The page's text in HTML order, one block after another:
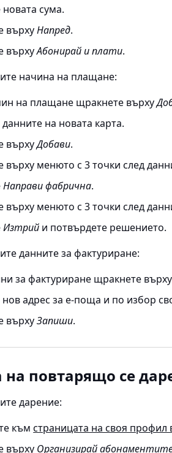
сума.
върхуНапред.
върхуАбонирай и плати.
начина на плащане:
на плащане щракнете върху
на новата карта.
върхуДобави.
менюто с 3 точки след
Направи фабрична.
менюто с 3 точки след
Изтрий и потвърдете решението.
данните за фактуриране:
за фактуриране щракнете върху
нов адрес за е-поща и по избор
върхуЗапиши.
повтарящо се
дарение:
къмстраницата на своя профил
върху Организирай